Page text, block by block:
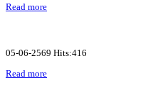
Read more
05-06-2569 Hits:416
Read more